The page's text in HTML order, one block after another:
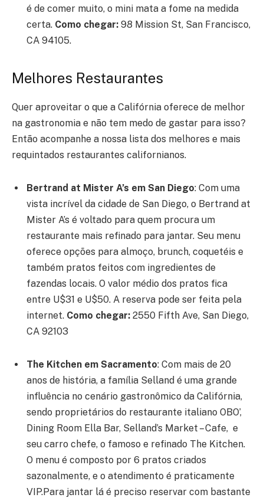
é de comer muito, o mini mata a fome na medida
certa. Como chegar: 98 Mission St, San Francisco,
CA 94105.
Melhores Restaurantes
Quer aproveitar o que a Califórnia oferece de melhor
na gastronomia e não tem medo de gastar para isso?
Então acompanhe a nossa lista dos melhores e mais
requintados restaurantes californianos.
Bertrand at Mister A’s em San Diego: Com uma
vista incrível da cidade de San Diego, o Bertrand at
Mister A’s é voltado para quem procura um
restaurante mais refinado para jantar. Seu menu
oferece opções para almoço, brunch, coquetéis e
também pratos feitos com ingredientes de
fazendas locais. O valor médio dos pratos fica
entre U$31 e U$50. A reserva pode ser feita pela
internet. Como chegar: 2550 Fifth Ave, San Diego,
CA 92103
The Kitchen em Sacramento: Com mais de 20
anos de história, a família Selland é uma grande
influência no cenário gastronômico da Califórnia,
sendo proprietários do restaurante italiano OBO’,
Dining Room Ella Bar, Selland’s Market – Cafe, e
seu carro chefe, o famoso e refinado The Kitchen.
O menu é composto por 6 pratos criados
sazonalmente, e o atendimento é praticamente
VIP.Para jantar lá é preciso reservar com bastante